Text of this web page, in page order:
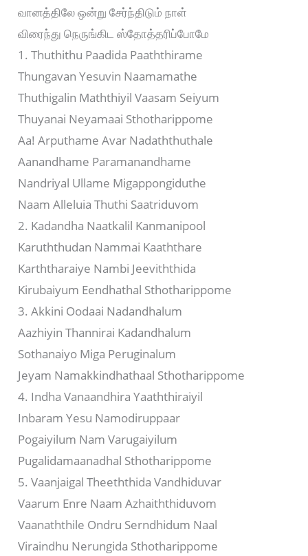
வானத்திலே ஒன்று சேர்ந்திடும் நாள்
விரைந்து நெருங்கிட ஸ்தோத்தரிப்போமே
1. Thuthithu Paadida Paaththirame
Thungavan Yesuvin Naamamathe
Thuthigalin Maththiyil Vaasam Seiyum
Thuyanai Neyamaai Sthotharippome
Aa! Arputhame Avar Nadaththuthale
Aanandhame Paramanandhame
Nandriyal Ullame Migappongiduthe
Naam Alleluia Thuthi Saatriduvom
2. Kadandha Naatkalil Kanmanipool
Karuththudan Nammai Kaaththare
Karththaraiye Nambi Jeeviththida
Kirubaiyum Eendhathal Sthotharippome
3. Akkini Oodaai Nadandhalum
Aazhiyin Thannirai Kadandhalum
Sothanaiyo Miga Peruginalum
Jeyam Namakkindhathaal Sthotharippome
4. Indha Vanaandhira Yaaththiraiyil
Inbaram Yesu Namodiruppaar
Pogaiyilum Nam Varugaiyilum
Pugalidamaanadhal Sthotharippome
5. Vaanjaigal Theeththida Vandhiduvar
Vaarum Enre Naam Azhaiththiduvom
Vaanaththile Ondru Serndhidum Naal
Viraindhu Nerungida Sthotharippome